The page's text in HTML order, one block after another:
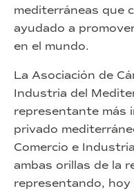
mediterráneas que
ayudado a
en el mundo.
La Asociación de
Industria del
representante más
privado
Comercio e
ambas orillas de la
representando,